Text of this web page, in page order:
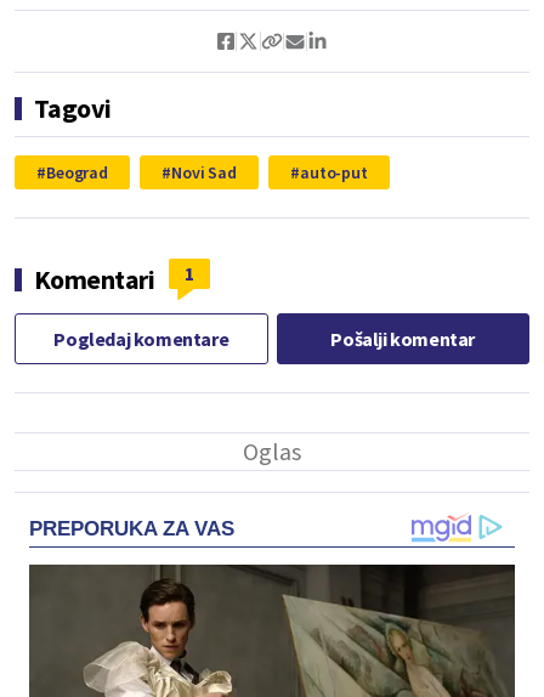
Tagovi
Beograd Novi Sad auto-put
Komentari 1
Pogledaj komentare Pošalji komentar
PREPORUKA ZA VAS